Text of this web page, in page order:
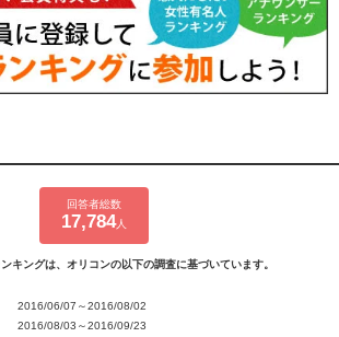
回答者総数
17,784人
キングは、オリコンの以下の調査に基づいています。
2016/06/07～2016/08/02
2016/08/03～2016/09/23